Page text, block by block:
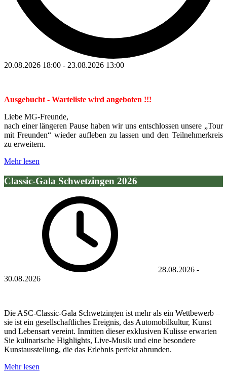
20.08.2026 18:00 - 23.08.2026 13:00
Ausgebucht - Warteliste wird angeboten !!!
Liebe MG-Freunde,
nach einer längeren Pause haben wir uns entschlossen unsere „Tour
mit Freunden“ wieder aufleben zu lassen und den Teilnehmerkreis
zu erweitern.
Mehr lesen
Classic-Gala Schwetzingen 2026
28.08.2026 -
30.08.2026
Die ASC-Classic-Gala Schwetzingen ist mehr als ein Wettbewerb –
sie ist ein gesellschaftliches Ereignis, das Automobilkultur, Kunst
und Lebensart vereint. Inmitten dieser exklusiven Kulisse erwarten
Sie kulinarische Highlights, Live-Musik und eine besondere
Kunstausstellung, die das Erlebnis perfekt abrunden.
Mehr lesen